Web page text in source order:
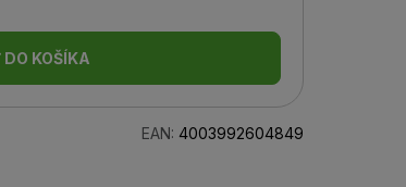
DO KOŠÍKA
EAN: 4003992604849